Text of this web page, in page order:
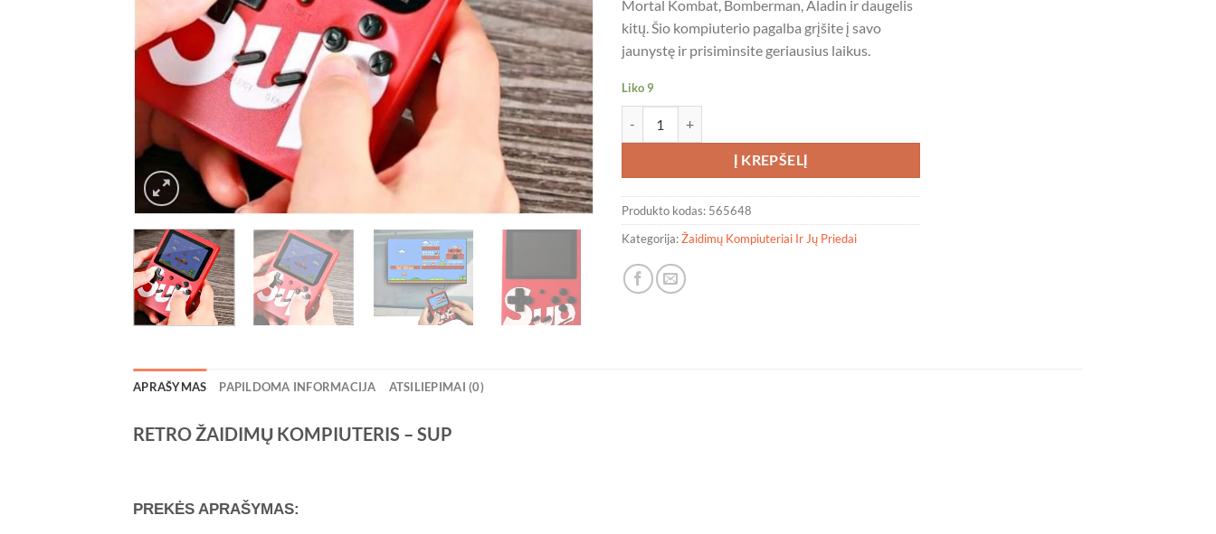
Mortal Kombat, Bomberman, Aladin ir daugelis
kitų. Šio kompiuterio pagalba grįšite į savo
jaunystę ir prisiminsite geriausius laikus.
Liko 9
Į KREPŠELĮ
Produkto kodas: 565648
Kategorija:Žaidimų Kompiuteriai Ir Jų Priedai
APRAŠYMAS PAPILDOMA INFORMACIJA ATSILIEPIMAI (0)
RETRO ŽAIDIMŲ KOMPIUTERIS – SUP
PREKĖS APRAŠYMAS: